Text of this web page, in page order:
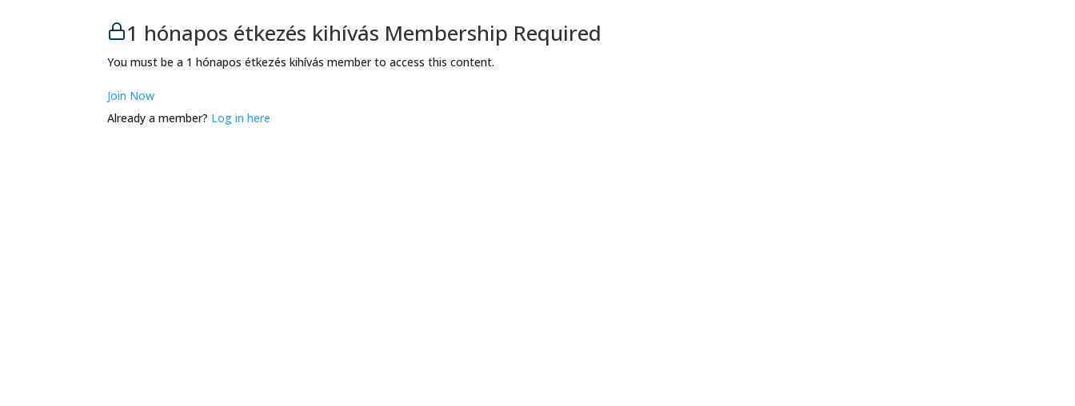
1 hónapos étkezés kihívás Membership Required
You must be a 1 hónapos étkezés kihívás member to access this content.
Join Now
Already a member? Log in here